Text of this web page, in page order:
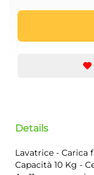
Details
Lavatrice - Carica
Capacità 10 Kg -